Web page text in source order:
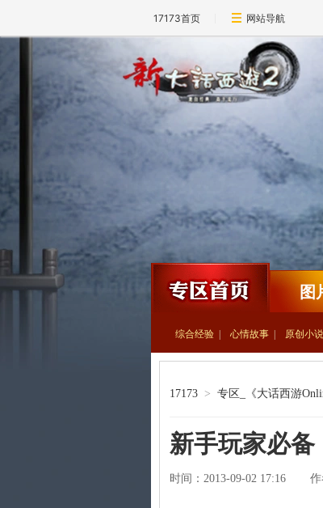
17173首页 网站导航
图
综合经验 心情故事 原创小说
17173 > 专区_《大话西游
新手玩家必
时间：2013-09-02 17:16 作